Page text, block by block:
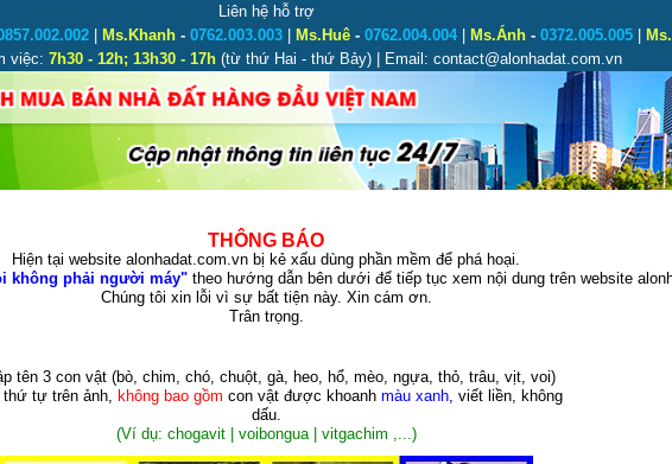
Liên hệ hỗ trợ
| Ms.Khanh- 0762.003.003| Ms.Huê- 0762.004.004| Ms.Ánh- 0372.005.005|
việc: 7h30 - 12h; 13h30 - 17h(từ thứ Hai - thứ Bảy) | Email: contact@alonhadat.com.vn
THÔNG BÁO
Hiện tại website alonhadat.com.vn bị kẻ xấu dùng phần mềm để phá hoại.
không phải người máy"theo hướng dẫn bên dưới để tiếp tục xem nội dung trên website
Chúng tôi xin lỗi vì sự bất tiện này. Xin cám ơn.
Trân trọng.
tên 3 con vật (bò, chim, chó, chuột, gà, heo, hổ, mèo, ngựa, thỏ, trâu, vịt, voi)
thứ tự trên ảnh, không bao gồm con vật được khoanh màu xanh, viết liền, không
dấu.
(Ví dụ: chogavit | voibongua | vitgachim ,...)